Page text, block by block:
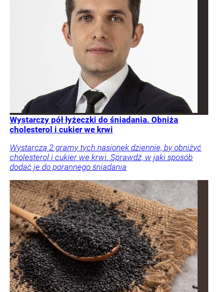
Wystarczy pół łyżeczki do śniadania. Obniża
cholesterol i cukier we krwi
Wystarczą 2 gramy tych nasionek dziennie, by obniżyć
cholesterol i cukier we krwi. Sprawdź, w jaki sposób
dodać je do porannego śniadania